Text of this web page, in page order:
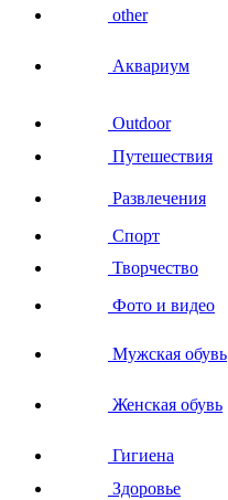
other
Аквариум
Outdoor
Путешествия
Развлечения
Спорт
Творчество
Фото и видео
Мужская обувь
Женская обувь
Гигиена
Здоровье